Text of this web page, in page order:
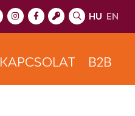
HU EN
KAPCSOLAT B2B